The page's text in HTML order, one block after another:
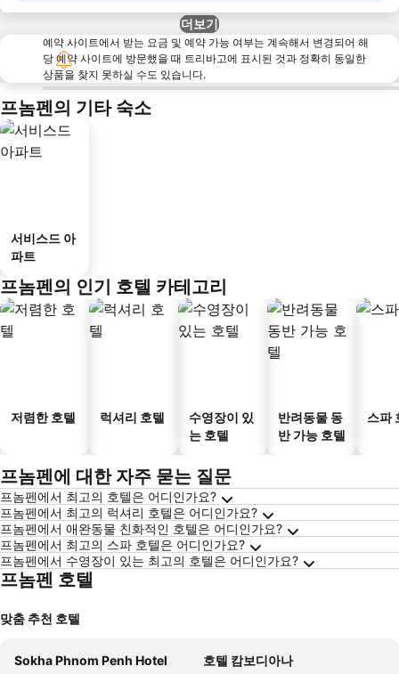
더보기
예약 사이트에서 받는 요금 및 예약 가능 여부는 계속해서 변경되어 해
당 예약 사이트에 방문했을 때 트리바고에 표시된 것과 정확히 동일한
상품을 찾지 못하실 수도 있습니다.
프놈펜의 기타 숙소
서비스드 아
파트
프놈펜의 인기 호텔 카테고리
저렴한 호텔 럭셔리 호텔
수영장이 있
는 호텔
반려동물 동
반 가능 호텔
스파
프놈펜에 대한 자주 묻는 질문
프놈펜에서 최고의 호텔은 어디인가요?
프놈펜에서 최고의 럭셔리 호텔은 어디인가요?
프놈펜에서 애완동물 친화적인 호텔은 어디인가요?
프놈펜에서 최고의 스파 호텔은 어디인가요?
프놈펜에서 수영장이 있는 최고의 호텔은 어디인가요?
프놈펜 호텔
맞춤 추천 호텔
Sokha Phnom Penh Hotel
호텔 캄보디아나